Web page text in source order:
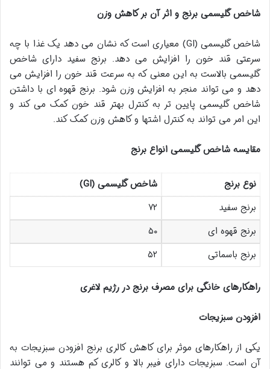
شاخص گلیسمی برنج و اثر آن بر کاهش وزن
شاخص گلیسمی (GI) معیاری است که نشان می دهد یک غذا با چه
سرعتی قند خون را افزایش می دهد. برنج سفید دارای شاخص
گلیسمی بالاست به این معنی که به سرعت قند خون را افزایش می
دهد و می تواند منجر به افزایش وزن شود. برنج قهوه ای با داشتن
شاخص گلیسمی پایین تر به کنترل بهتر قند خون کمک می کند و
این امر می تواند به کنترل اشتها و کاهش وزن کمک کند.
مقایسه شاخص گلیسمی انواع برنج
نوع برنج شاخص گلیسمی (GI)
برنج سفید
۷۲
برنج قهوه ای
۵۰
برنج باسماتی
۵۲
راهکارهای خانگی برای مصرف برنج در رژیم لاغری
افزودن سبزیجات
یکی از راهکارهای موثر برای کاهش کالری برنج افزودن سبزیجات به
آن است. سبزیجات دارای فیبر بالا و کالری کم هستند و می توانند